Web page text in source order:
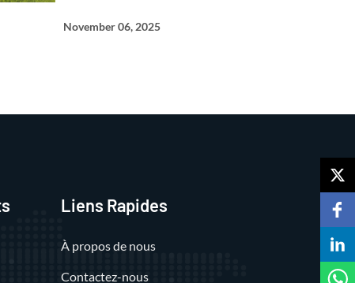
November 06, 2025
Liens Rapides
À propos de nous
Contactez-nous